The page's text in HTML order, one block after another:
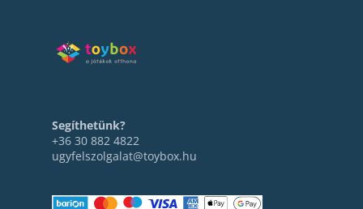
Segíthetünk?
+36 30 882 4822
ugyfelszolgalat@toybox.hu